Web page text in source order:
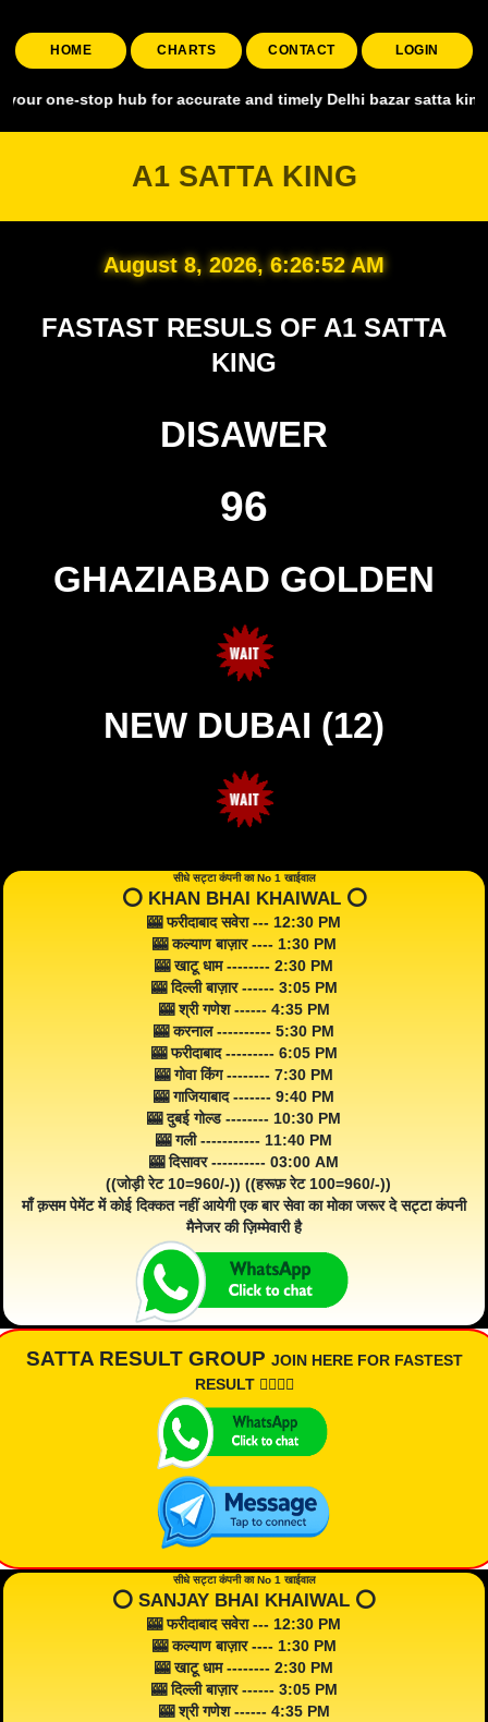
HOME CHARTS CONTACT LOGIN
hub for accurate and timely Delhi bazar satta king,
A1 SATTA KING
August 8, 2026, 6:26:53 AM
FASTAST RESULS OF A1 SATTA
KING
DISAWER
96
GHAZIABAD GOLDEN
NEW DUBAI (12)
सीधे सट्टा कंपनी का No 1 खाईवाल
⭕️ KHAN BHAI KHAIWAL ⭕️
🎰 फरीदाबाद सवेरा --- 12:30 PM
🎰 कल्याण बाज़ार ---- 1:30 PM
🎰 खाटू धाम -------- 2:30 PM
🎰 दिल्ली बाज़ार ------ 3:05 PM
🎰 श्री गणेश ------ 4:35 PM
🎰 करनाल ---------- 5:30 PM
🎰 फरीदाबाद --------- 6:05 PM
🎰 गोवा किंग -------- 7:30 PM
🎰 गाजियाबाद ------- 9:40 PM
🎰 दुबई गोल्ड -------- 10:30 PM
🎰 गली ----------- 11:40 PM
🎰 दिसावर ---------- 03:00 AM
((जोड़ी रेट 10=960/-)) ((हरूफ़ रेट 100=960/-))
माँ क़सम पेमेंट में कोई दिक्कत नहीं आयेगी एक बार सेवा का मोका जरूर दे सट्टा कंपनी
मैनेजर की ज़िम्मेवारी है
SATTA RESULT GROUP JOIN HERE FOR FASTEST
RESULT 👇🏾👇🏾
सीधे सट्टा कंपनी का No 1 खाईवाल
⭕️ SANJAY BHAI KHAIWAL ⭕️
🎰 फरीदाबाद सवेरा --- 12:30 PM
🎰 कल्याण बाज़ार ---- 1:30 PM
🎰 खाटू धाम -------- 2:30 PM
🎰 दिल्ली बाज़ार ------ 3:05 PM
🎰 श्री गणेश ------ 4:35 PM